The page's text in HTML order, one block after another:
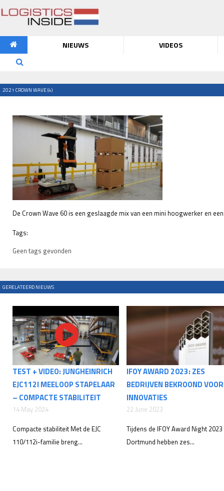
NIEUWS VIDEOS
2021 CROWN WAVE (4)
De Crown Wave 60 is een geslaagde mix van een mini hoogwerker en
Tags:
Geen tags gevonden
GERELATEERD NIEUWS
TEST + VIDEO: JUNGHEINRICH
EJC112I MEELOOP STAPELAAR
– COMPACTE STABILITEIT
14 May 2024
Compacte stabiliteit Met de EJC
110/112i-familie breng...
IFOY AWARD 2023: ZES
BEDRIJVEN BEKROOND VOOR
INNOVATIES
22 June 2023
Tijdens de IFOY Award Night
Dortmund hebben zes...